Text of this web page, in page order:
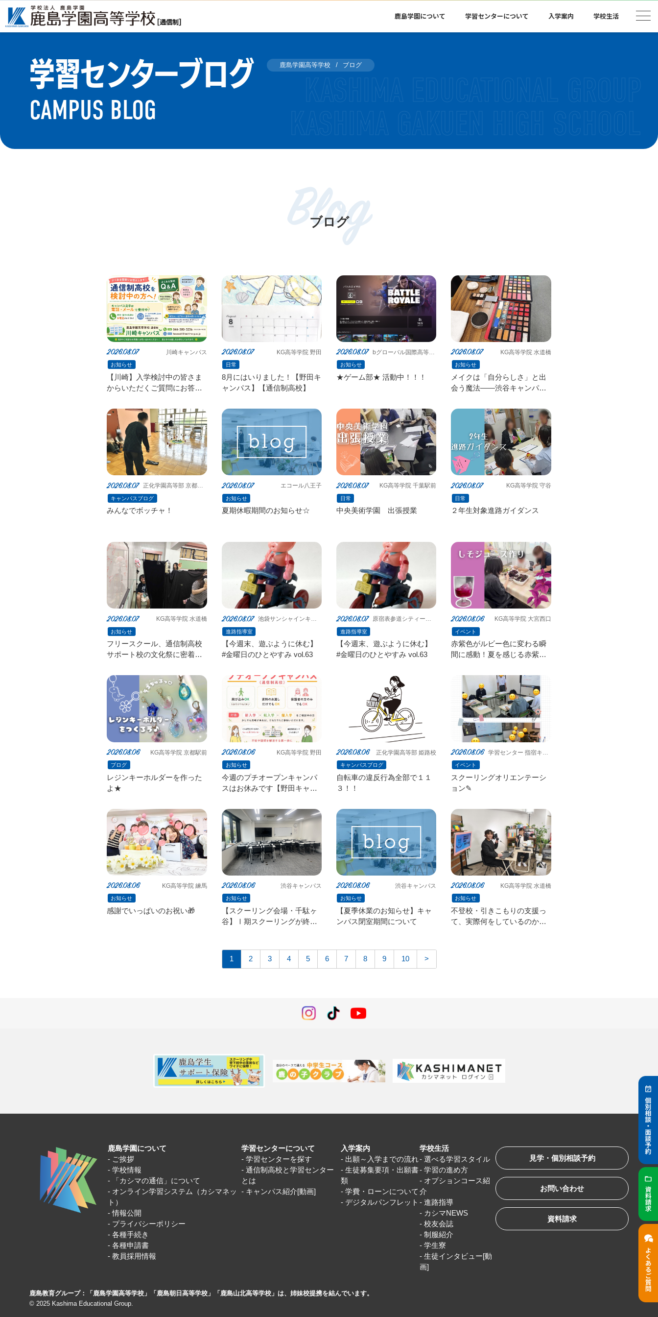
鹿島学園について 学習センターについて 入学案内 学校生活
学習センターブログ
CAMPUS BLOG
鹿島学園高等学校 ブログ
ブログ
Blog
2026.08.07 川崎キャンパス
お知らせ
【川崎】入学検討中の皆さま
からいただくご質問にお答え
2026.08.07 KG高等学院 野田
日常
8月にはいりました！【野田キ
ャンパス】【通信制高校】
2026.08.07
bグローバル国際高等学
お知らせ
★ゲーム部★ 活動中！！！
2026.08.07 KG高等学院 水道橋
お知らせ
メイクは「自分らしさ」と出
会う魔法——渋谷キャンパス
2026.08.07
正化学園高等部 京都伏
見校
キャンパスブログ
みんなでボッチャ！
2026.08.07 エコール八王子
お知らせ
夏期休暇期間のお知らせ☆
2026.08.07 KG高等学院 千葉駅前
日常
中央美術学園 出張授業
2026.08.07 KG高等学院 守谷
日常
２年生対象進路ガイダンス
2026.08.07 KG高等学院 水道橋
お知らせ
フリースクール、通信制高校
サポート校の文化祭に密着！
敷・かき氷・野菜販売に挑
戦！
2026.08.07
池袋サンシャインキャ
進路指導室
【今週末、遊ぶように休む】
#金曜日のひとやすみ vol.63
2026.08.07
原宿表参道シティーキ
進路指導室
【今週末、遊ぶように休む】
#金曜日のひとやすみ vol.63
2026.08.06 KG高等学院 大宮西口
イベント
赤紫色がルビー色に変わる瞬
間に感動！夏を感じる赤紫蘇
ンパス
2026.08.06 KG高等学院 京都駅前
ブログ
レジンキーホルダーを作った
よ★
2026.08.06 KG高等学院 野田
お知らせ
今週のプチオープンキャンパ
スはお休みです【野田キャン
2026.08.06 正化学園高等部 姫路校
キャンパスブログ
自転車の違反行為全部で１１
３！！
2026.08.06
学習センター 指宿キャ
イベント
スクーリングオリエンテーシ
ョン✎
2026.08.06 KG高等学院 練馬
お知らせ
感謝でいっぱいのお祝い🎁
2026.08.06 渋谷キャンパス
お知らせ
【スクーリング会場・千駄ヶ
谷】Ⅰ期スクーリングが終了
2026.08.06 渋谷キャンパス
お知らせ
【夏季休業のお知らせ】キャ
ンパス閉室期間について
2026.08.06 KG高等学院 水道橋
お知らせ
不登校・引きこもりの支援っ
て、実際何をしているのか？
1 2 3 4 5 6 7 8 9 10 >
鹿島学園について
ご挨拶
学校情報
「カシマの通信」について
オンライン学習システム（カシマネッ
ト）
情報公開
プライバシーポリシー
各種手続き
各種申請書
教員採用情報
学習センターについて
学習センターを探す
通信制高校と学習センター
とは
キャンパス紹介[動画]
入学案内
出願～入学までの流れ
生徒募集要項・出願書
類
学費・ローンについて
デジタルパンフレット
学校生活
選べる学習スタイル
学習の進め方
オプションコース紹
介
進路指導
カシマNEWS
校友会誌
制服紹介
学生寮
生徒インタビュー[動
画]
見学・個別相談予約
お問い合わせ
資料請求
鹿島教育グループ：「鹿島学園高等学校」「鹿島朝日高等学校」「鹿島山北高等学校」は、姉妹校提携を結んでいます。
© 2025 Kashima Educational Group.